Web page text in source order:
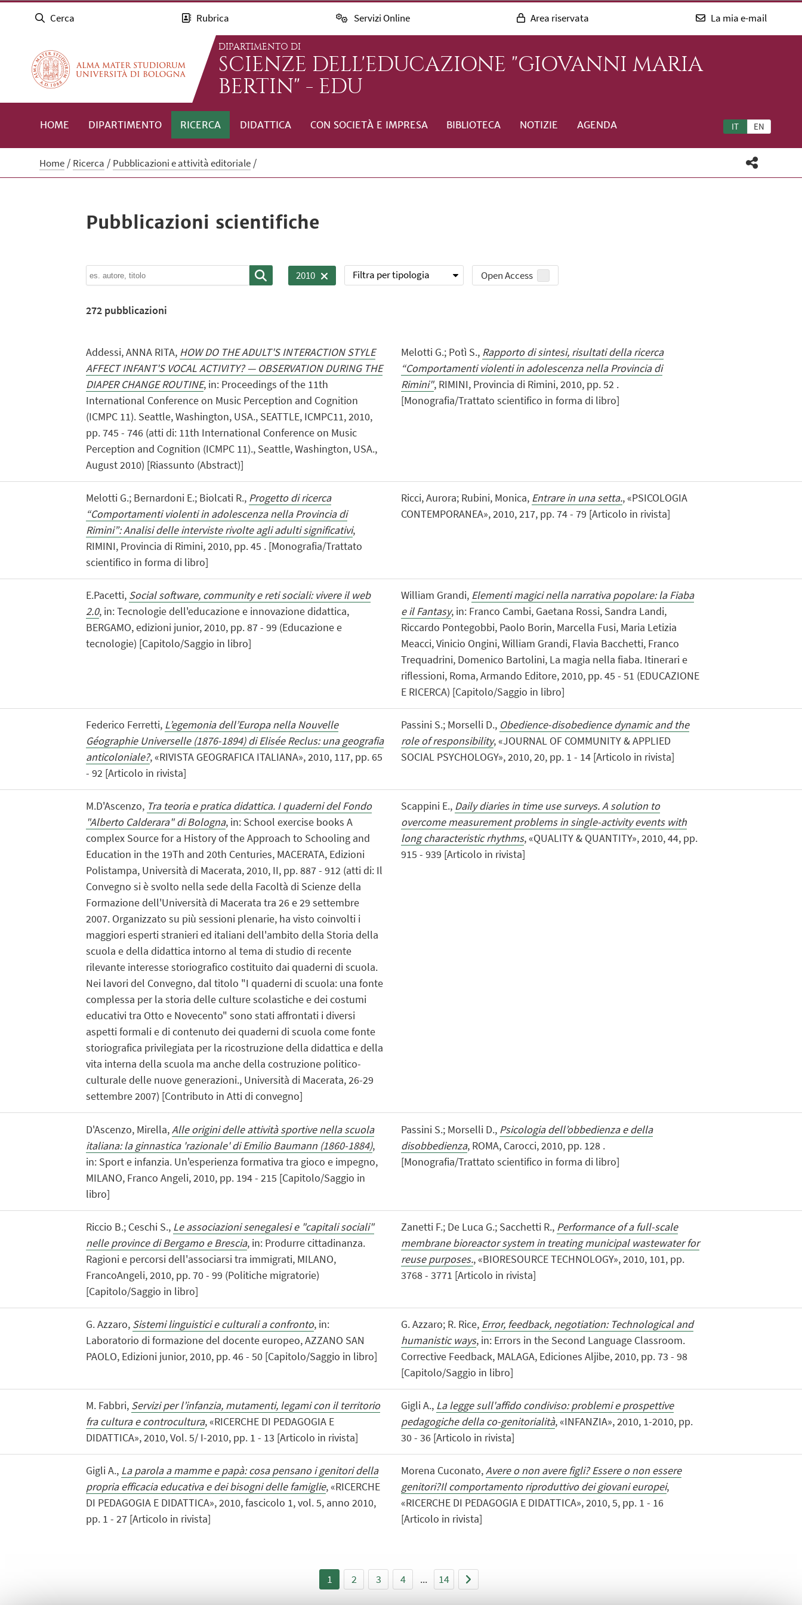
Cerca Rubrica Servizi Online Area riservata La mia e-mail
DIPARTIMENTO DI
SCIENZE DELL'EDUCAZIONE "GIOVANNI MARIA
BERTIN" - EDU
IT EN
HOME DIPARTIMENTO RICERCA DIDATTICA CON SOCIETÀ E IMPRESA BIBLIOTECA NOTIZIE AGENDA
Home Ricerca Pubblicazioni e attività editoriale
Pubblicazioni scientifiche
2010 Filtra per tipologia Open Access
272pubblicazioni
Addessi, ANNA RITA, HOW DO THE ADULT'S INTERACTION STYLE
AFFECT INFANT'S VOCAL ACTIVITY? — OBSERVATION DURING THE
DIAPER CHANGE ROUTINE, in: Proceedings of the 11th
International Conference on Music Perception and Cognition
(ICMPC 11). Seattle, Washington, USA., SEATTLE, ICMPC11, 2010,
pp. 745 - 746 (atti di: 11th International Conference on Music
Perception and Cognition (ICMPC 11)., Seattle, Washington, USA.,
August 2010) [Riassunto (Abstract)]
Melotti G.; Potì S., Rapporto di sintesi, risultati della ricerca
“Comportamenti violenti in adolescenza nella Provincia di
Rimini", RIMINI, Provincia di Rimini, 2010, pp. 52 .
[Monografia/Trattato scientifico in forma di libro]
Melotti G.; Bernardoni E.; Biolcati R., Progetto di ricerca
“Comportamenti violenti in adolescenza nella Provincia di
Rimini”: Analisi delle interviste rivolte agli adulti significativi,
RIMINI, Provincia di Rimini, 2010, pp. 45 . [Monografia/Trattato
scientifico in forma di libro]
Ricci, Aurora; Rubini, Monica, Entrare in una setta., «PSICOLOGIA
CONTEMPORANEA», 2010, 217, pp. 74 - 79 [Articolo in rivista]
E.Pacetti, Social software, community e reti sociali: vivere il web
2.0, in: Tecnologie dell'educazione e innovazione didattica,
BERGAMO, edizioni junior, 2010, pp. 87 - 99 (Educazione e
tecnologie) [Capitolo/Saggio in libro]
William Grandi, Elementi magici nella narrativa popolare: la Fiaba
e il Fantasy, in: Franco Cambi, Gaetana Rossi, Sandra Landi,
Riccardo Pontegobbi, Paolo Borin, Marcella Fusi, Maria Letizia
Meacci, Vinicio Ongini, William Grandi, Flavia Bacchetti, Franco
Trequadrini, Domenico Bartolini, La magia nella fiaba. Itinerari e
riflessioni, Roma, Armando Editore, 2010, pp. 45 - 51 (EDUCAZIONE
E RICERCA) [Capitolo/Saggio in libro]
Federico Ferretti, L’egemonia dell’Europa nella Nouvelle
Géographie Universelle (1876-1894) di Elisée Reclus: una geografia
anticoloniale?, «RIVISTA GEOGRAFICA ITALIANA», 2010, 117, pp. 65
- 92 [Articolo in rivista]
Passini S.; Morselli D., Obedience-disobedience dynamic and the
role of responsibility, «JOURNAL OF COMMUNITY & APPLIED
SOCIAL PSYCHOLOGY», 2010, 20, pp. 1 - 14 [Articolo in rivista]
M.D'Ascenzo, Tra teoria e pratica didattica. I quaderni del Fondo
"Alberto Calderara" di Bologna, in: School exercise books A
complex Source for a History of the Approach to Schooling and
Education in the 19Th and 20th Centuries, MACERATA, Edizioni
Polistampa, Università di Macerata, 2010, II, pp. 887 - 912 (atti di: Il
Convegno si è svolto nella sede della Facoltà di Scienze della
Formazione dell'Università di Macerata tra 26 e 29 settembre
2007. Organizzato su più sessioni plenarie, ha visto coinvolti i
maggiori esperti stranieri ed italiani dell'ambito della Storia della
scuola e della didattica intorno al tema di studio di recente
rilevante interesse storiografico costituito dai quaderni di scuola.
Nei lavori del Convegno, dal titolo "I quaderni di scuola: una fonte
complessa per la storia delle culture scolastiche e dei costumi
educativi tra Otto e Novecento" sono stati affrontati i diversi
aspetti formali e di contenuto dei quaderni di scuola come fonte
storiografica privilegiata per la ricostruzione della didattica e della
vita interna della scuola ma anche della costruzione politico-
culturale delle nuove generazioni., Università di Macerata, 26-29
settembre 2007) [Contributo in Atti di convegno]
Scappini E., Daily diaries in time use surveys. A solution to
overcome measurement problems in single-activity events with
long characteristic rhythms, «QUALITY & QUANTITY», 2010, 44, pp.
915 - 939 [Articolo in rivista]
D'Ascenzo, Mirella,Alle origini delle attività sportive nella scuola
italiana: la ginnastica 'razionale' di Emilio Baumann (1860-1884),
in: Sport e infanzia. Un'esperienza formativa tra gioco e impegno,
MILANO, Franco Angeli, 2010, pp. 194 - 215 [Capitolo/Saggio in
libro]
Passini S.; Morselli D., Psicologia dell’obbedienza e della
disobbedienza, ROMA, Carocci, 2010, pp. 128 .
[Monografia/Trattato scientifico in forma di libro]
Riccio B.; Ceschi S., Le associazioni senegalesi e "capitali sociali"
nelle province di Bergamo e Brescia, in: Produrre cittadinanza.
Ragioni e percorsi dell'associarsi tra immigrati, MILANO,
FrancoAngeli, 2010, pp. 70 - 99 (Politiche migratorie)
[Capitolo/Saggio in libro]
Zanetti F.; De Luca G.; Sacchetti R., Performance of a full-scale
membrane bioreactor system in treating municipal wastewater for
reuse purposes., «BIORESOURCE TECHNOLOGY», 2010, 101, pp.
3768 - 3771 [Articolo in rivista]
G. Azzaro, Sistemi linguistici e culturali a confronto, in:
Laboratorio di formazione del docente europeo, AZZANO SAN
PAOLO, Edizioni junior, 2010, pp. 46 - 50 [Capitolo/Saggio in libro]
G. Azzaro; R. Rice, Error, feedback, negotiation: Technological and
humanistic ways, in: Errors in the Second Language Classroom.
Corrective Feedback, MALAGA, Ediciones Aljibe, 2010, pp. 73 - 98
[Capitolo/Saggio in libro]
M. Fabbri, Servizi per l’infanzia, mutamenti, legami con il territorio
fra cultura e controcultura, «RICERCHE DI PEDAGOGIA E
DIDATTICA», 2010, Vol. 5/ I-2010, pp. 1 - 13 [Articolo in rivista]
Gigli A., La legge sull'affido condiviso: problemi e prospettive
pedagogiche della co-genitorialità, «INFANZIA», 2010, 1-2010, pp.
30 - 36 [Articolo in rivista]
Gigli A., La parola a mamme e papà: cosa pensano i genitori della
propria efficacia educativa e dei bisogni delle famiglie, «RICERCHE
DI PEDAGOGIA E DIDATTICA», 2010, fascicolo 1, vol. 5, anno 2010,
pp. 1 - 27 [Articolo in rivista]
Morena Cuconato,Avere o non avere figli? Essere o non essere
genitori?Il comportamento riproduttivo dei giovani europei,
«RICERCHE DI PEDAGOGIA E DIDATTICA», 2010, 5, pp. 1 - 16
[Articolo in rivista]
1 2 3 4 ... 14